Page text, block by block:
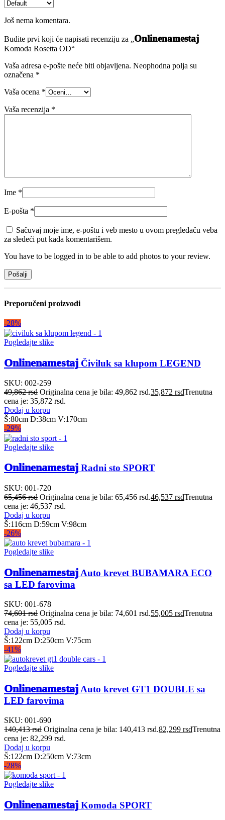
Još nema komentara.
Budite prvi koji će napisati recenziju za „Onlinenamestaj
Komoda Rosetta OD“
Vaša adresa e-pošte neće biti objavljena. Neophodna polja su
označena *
Vaša ocena *
Vaša recenzija *
Ime *
E-pošta *
Sačuvaj moje ime, e-poštu i veb mesto u ovom pregledaču veba
za sledeći put kada komentarišem.
You have to be logged in to be able to add photos to your review.
Preporučeni proizvodi
-28%
Pogledajte slike
Onlinenamestaj Čiviluk sa klupom LEGEND
SKU: 002-259
49,862rsd Originalna cena je bila: 49,862 rsd.35,872 rsdTrenutna
cena je: 35,872 rsd.
Dodaj u korpu
Š:80cm D:38cm V:170cm
-29%
Pogledajte slike
Onlinenamestaj Radni sto SPORT
SKU: 001-720
65,456rsd Originalna cena je bila: 65,456 rsd.46,537 rsdTrenutna
cena je: 46,537 rsd.
Dodaj u korpu
Š:116cm D:59cm V:98cm
-26%
Pogledajte slike
Onlinenamestaj Auto krevet BUBAMARA ECO
sa LED farovima
SKU: 001-678
74,601rsd Originalna cena je bila: 74,601 rsd.55,005 rsdTrenutna
cena je: 55,005 rsd.
Dodaj u korpu
Š:122cm D:250cm V:75cm
-41%
Pogledajte slike
Onlinenamestaj Auto krevet GT1 DOUBLE sa
LED farovima
SKU: 001-690
140,413rsd Originalna cena je bila: 140,413 rsd.82,299 rsdTrenutna
cena je: 82,299 rsd.
Dodaj u korpu
Š:122cm D:250cm V:73cm
-28%
Pogledajte slike
Onlinenamestaj Komoda SPORT